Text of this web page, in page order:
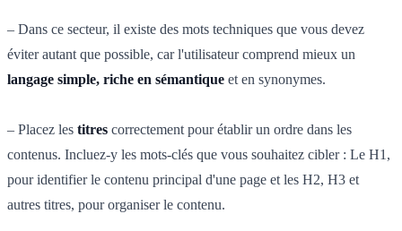
– Dans ce secteur, il existe des mots techniques que vous devez
éviter autant que possible, car l'utilisateur comprend mieux un
langage simple, riche en sémantique et en synonymes.
– Placez les titres correctement pour établir un ordre dans les
contenus. Incluez-y les mots-clés que vous souhaitez cibler : Le H1,
pour identifier le contenu principal d'une page et les H2, H3 et
autres titres, pour organiser le contenu.